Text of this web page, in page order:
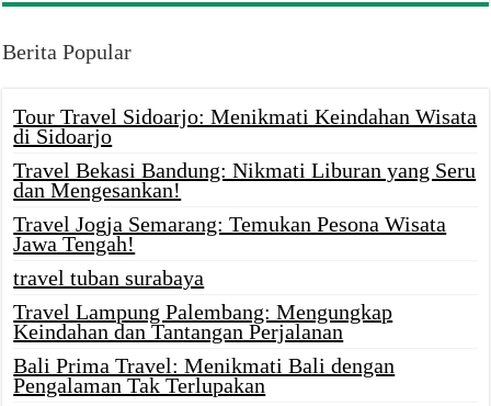
Berita Popular
Tour Travel Sidoarjo: Menikmati Keindahan Wisata
di Sidoarjo
Travel Bekasi Bandung: Nikmati Liburan yang Seru
dan Mengesankan!
Travel Jogja Semarang: Temukan Pesona Wisata
Jawa Tengah!
travel tuban surabaya
Travel Lampung Palembang: Mengungkap
Keindahan dan Tantangan Perjalanan
Bali Prima Travel: Menikmati Bali dengan
Pengalaman Tak Terlupakan